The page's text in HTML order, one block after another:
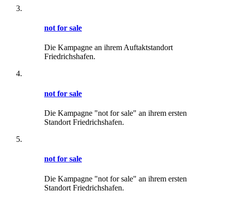
not for sale
Die Kampagne an ihrem Auftaktstandort
Friedrichshafen.
not for sale
Die Kampagne "not for sale" an ihrem ersten
Standort Friedrichshafen.
not for sale
Die Kampagne "not for sale" an ihrem ersten
Standort Friedrichshafen.